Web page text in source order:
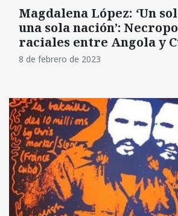
Magdalena López: ‘Un
una sola nación’:
raciales entre Angola y
8 de febrero de 2023